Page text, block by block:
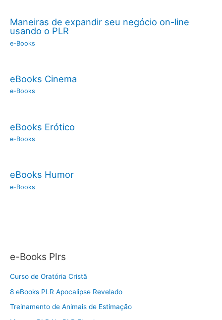
Maneiras de expandir seu negócio on-line
usando o PLR
e-Books
eBooks Cinema
e-Books
eBooks Erótico
e-Books
eBooks Humor
e-Books
e-Books Plrs
Curso de Oratória Cristã
8 eBooks PLR Apocalipse Revelado
Treinamento de Animais de Estimação